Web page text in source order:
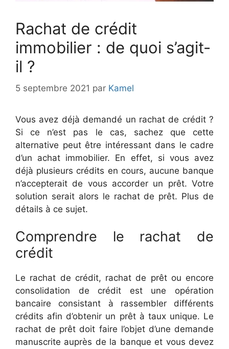
Rachat de crédit
immobilier : de quoi s’agit-
il ?
5 septembre 2021 par Kamel
Vous avez déjà demandé un rachat de crédit ?
Si ce n’est pas le cas, sachez que cette
alternative peut être intéressant dans le cadre
d’un achat immobilier. En effet, si vous avez
déjà plusieurs crédits en cours, aucune banque
n’accepterait de vous accorder un prêt. Votre
solution serait alors le rachat de prêt. Plus de
détails à ce sujet.
Comprendre le rachat de
crédit
Le rachat de crédit, rachat de prêt ou encore
consolidation de crédit est une opération
bancaire consistant à rassembler différents
crédits afin d’obtenir un prêt à taux unique. Le
rachat de prêt doit faire l’objet d’une demande
manuscrite auprès de la banque et vous devez